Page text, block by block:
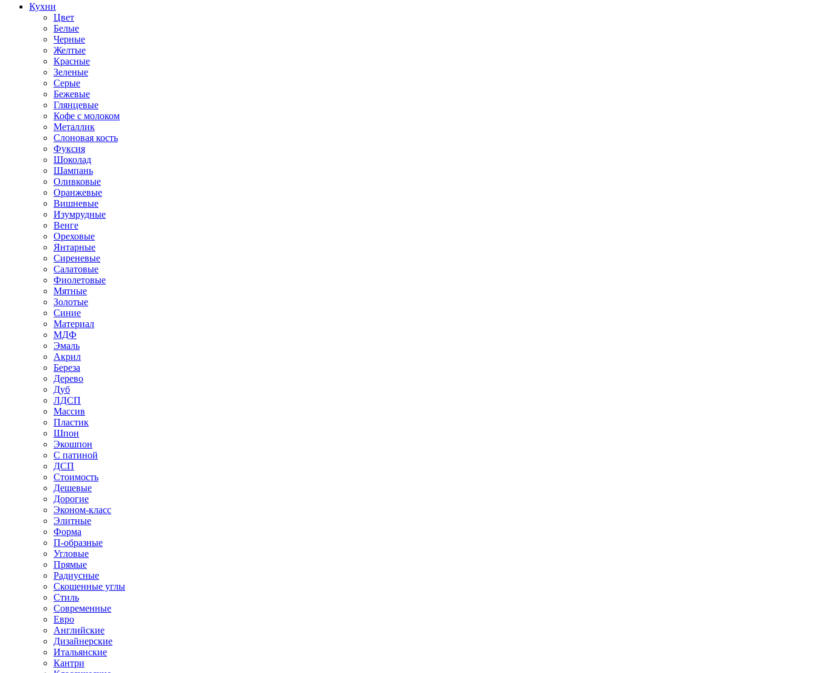
Кухни
Цвет
Белые
Черные
Желтые
Красные
Зеленые
Серые
Бежевые
Глянцевые
Кофе с молоком
Металлик
Слоновая кость
Фуксия
Шоколад
Шампань
Оливковые
Оранжевые
Вишневые
Изумрудные
Венге
Ореховые
Янтарные
Сиреневые
Салатовые
Фиолетовые
Мятные
Золотые
Синие
Материал
МДФ
Эмаль
Акрил
Береза
Дерево
Дуб
ЛДСП
Массив
Пластик
Шпон
Экошпон
С патиной
ДСП
Стоимость
Дешевые
Дорогие
Эконом-класс
Элитные
Форма
П-образные
Угловые
Прямые
Радиусные
Скошенные углы
Стиль
Современные
Евро
Английские
Дизайнерские
Итальянские
Кантри